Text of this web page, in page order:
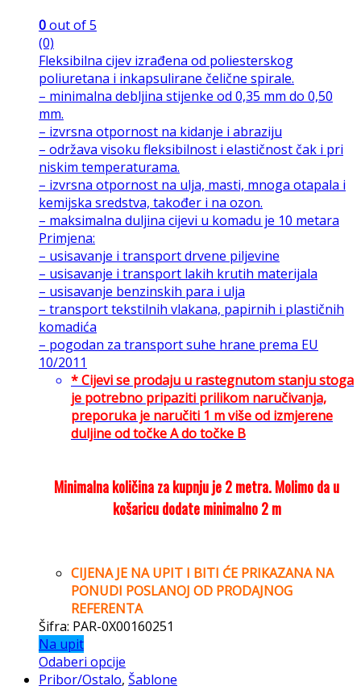
0out of 5
(0)
Fleksibilna cijev izrađena od poliesterskog
poliuretana i inkapsulirane čelične spirale.
– minimalna debljina stijenke od 0,35 mm do 0,50
mm.
– izvrsna otpornost na kidanje i abraziju
– održava visoku fleksibilnost i elastičnost čak i pri
niskim temperaturama.
– izvrsna otpornost na ulja, masti, mnoga otapala i
kemijska sredstva, također i na ozon.
– maksimalna duljina cijevi u komadu je 10 metara
Primjena:
– usisavanje i transport drvene piljevine
– usisavanje i transport lakih krutih materijala
– usisavanje benzinskih para i ulja
– transport tekstilnih vlakana, papirnih i plastičnih
komadića
– pogodan za transport suhe hrane prema EU
10/2011
* Cijevi se prodaju u rastegnutom stanju stoga
je potrebno pripaziti prilikom naručivanja,
preporuka je naručiti 1 m više od izmjerene
duljine od točke A do točke B
Minimalna količina za kupnju je 2 metra. Molimo da u
košaricu dodate minimalno 2 m
CIJENA JE NA UPIT I BITI ĆE PRIKAZANA NA
PONUDI POSLANOJ OD PRODAJNOG
REFERENTA
Šifra: PAR-0X00160251
Na upit
Odaberi opcije
Pribor/Ostalo, Šablone